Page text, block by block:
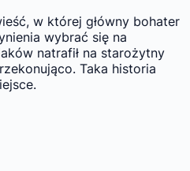
w której główny bohater
wybrać się na
natrafił na starożytny
Taka historia